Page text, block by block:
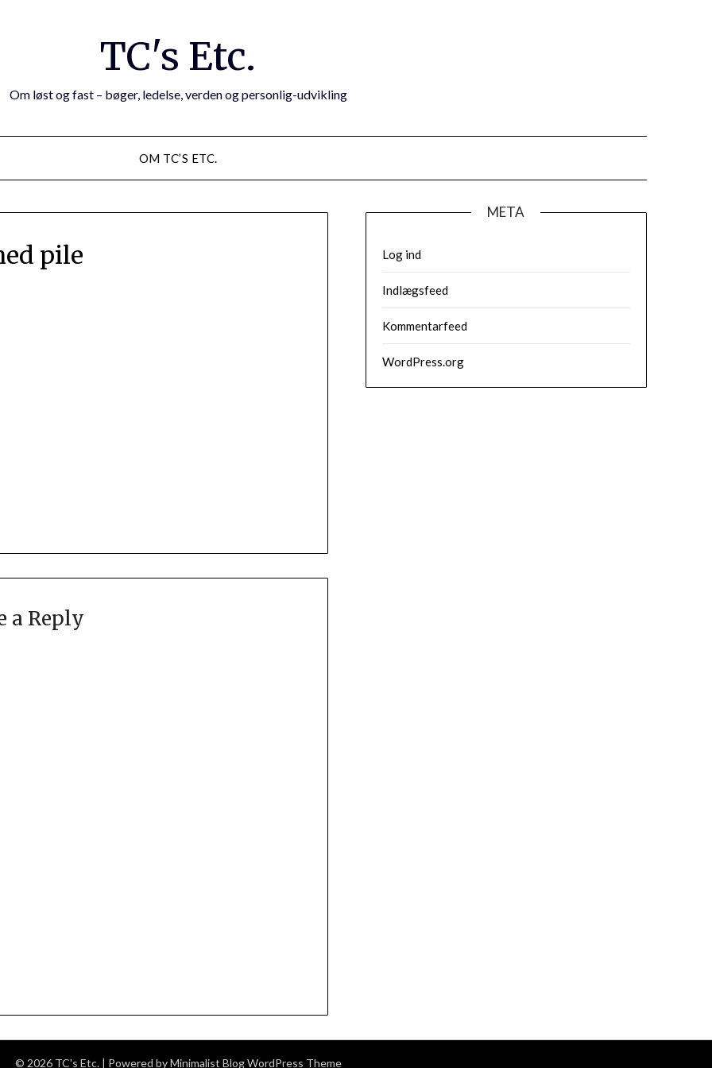
TC's Etc.
Om løst og fast – bøger, ledelse, verden og personlig-udvikling
OM TC’S ETC.
pile
a Reply
META
Log ind
Indlægsfeed
Kommentarfeed
WordPress.org
© 2026 TC's Etc. | Powered byMinimalist BlogWordPress Theme